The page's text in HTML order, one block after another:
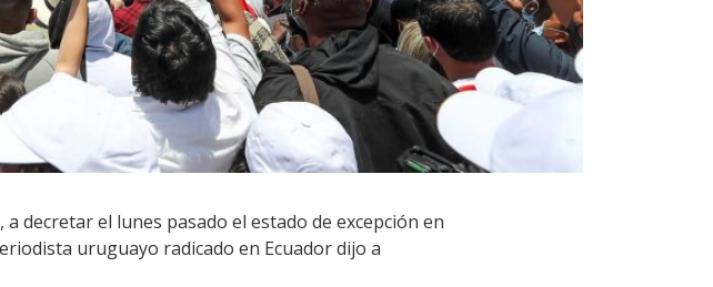
decretar el lunes pasado el estado de excepción en
uruguayo radicado en Ecuador dijo a